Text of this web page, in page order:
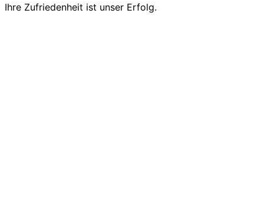
Ihre Zufriedenheit ist unser Erfolg.